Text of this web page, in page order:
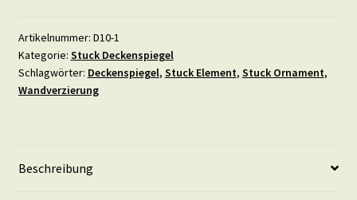
Artikelnummer: D10-1
Kategorie: Stuck Deckenspiegel
Schlagwörter: Deckenspiegel, Stuck Element, Stuck Ornament,
Wandverzierung
Beschreibung